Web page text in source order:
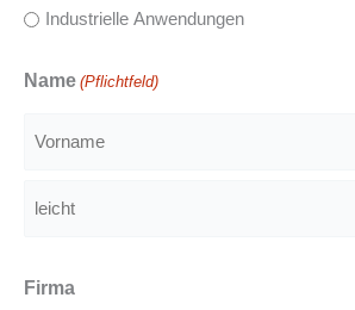
Industrielle Anwendungen
Name (Pflichtfeld)
Firma